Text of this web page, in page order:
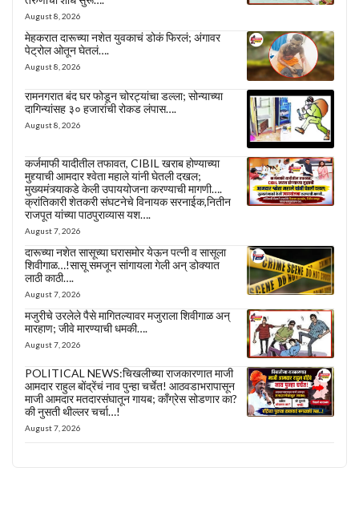
August 8, 2026
मेहकरात दारूच्या नशेत युवकाचं डोकं फिरलं; अंगावर
पेट्रोल ओतून घेतलं….
August 8, 2026
रामनगरात बंद घर फोडून चोरट्यांचा डल्ला; सोन्याच्या
दागिन्यांसह ३० हजारांची रोकड लंपास….
August 8, 2026
कर्जमाफी यादीतील तफावत, CIBIL खराब होण्याच्या
मुद्द्याची आमदार श्वेता महाले यांनी घेतली दखल;
मुख्यमंत्र्याकडे केली उपाययोजना करण्याची मागणी….
क्रांतिकारी शेतकरी संघटनेचे विनायक सरनाईक,नितीन
राजपूत यांच्या पाठपुराव्यास यश….
August 7, 2026
दारूच्या नशेत सासूच्या घरासमोर येऊन पत्नी व सासूला
शिवीगाळ…!सासू समजून सांगायला गेली अन् डोक्यात
लाठी काठी….
August 7, 2026
मजुरीचे उरलेले पैसे मागितल्यावर मजुराला शिवीगाळ अन्
मारहाण; जीवे मारण्याची धमकी….
August 7, 2026
POLITICAL NEWS:चिखलीच्या राजकारणात माजी
आमदार राहुल बोंद्रेंचं नाव पुन्हा चर्चेत! आठवडाभरापासून
माजी आमदार मतदारसंघातून गायब; काँग्रेस सोडणार का?
की नुसती थील्लर चर्चा…!
August 7, 2026